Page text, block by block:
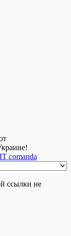
IT comanda
ссылки не